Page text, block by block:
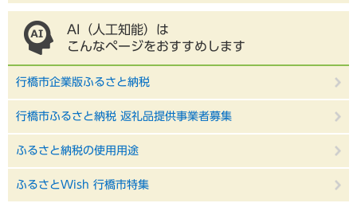
AI（人工知能）は
こんなページをおすすめします
行橋市企業版ふるさと納税
行橋市ふるさと納税 返礼品提供事業者募集
ふるさと納税の使用用途
ふるさとWish 行橋市特集